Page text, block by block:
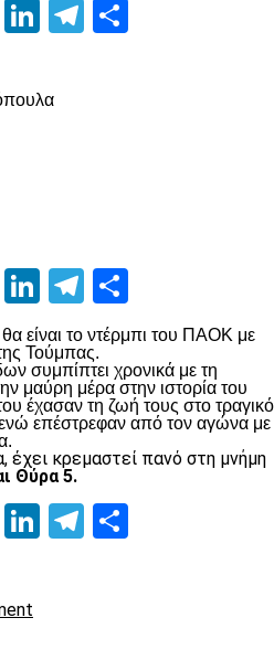
WhatsApp
LinkedInTelegram
WhatsApp
LinkedInTelegram
είναι το ντέρμπι του ΠΑΟΚ με
Τούμπας.
συμπίπτει χρονικά με τη
μαύρη μέρα στην ιστορία του
έχασαν τη ζωή τους στο τραγικό
επέστρεφαν από τον αγώνα με
κρεμαστεί πανό στη μνήμη
Θύρα 5.
WhatsApp
LinkedInTelegram